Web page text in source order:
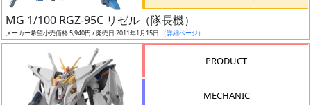
日
発
売
MG 1/100 RGZ-95C リゼル（隊長機）
メーカー希望小売価格 5,940円 / 発売日 2011年1月15日 （詳細ページ）
PRODUCT
MECHANIC